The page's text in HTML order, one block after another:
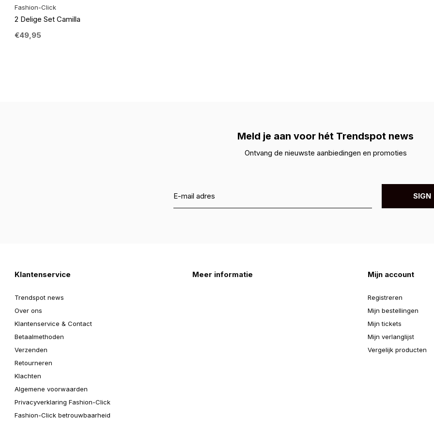
Fashion-Click
2 Delige Set Camilla
€49,95
Meld je aan voor hét Trendspot news
Ontvang de nieuwste aanbiedingen en promoties
SIGN
Klantenservice
Trendspot news
Over ons
Klantenservice & Contact
Betaalmethoden
Verzenden
Retourneren
Klachten
Algemene voorwaarden
Privacyverklaring Fashion-Click
Fashion-Click betrouwbaarheid
Meer informatie Mijn account
Registreren
Mijn bestellingen
Mijn tickets
Mijn verlanglijst
Vergelijk producten